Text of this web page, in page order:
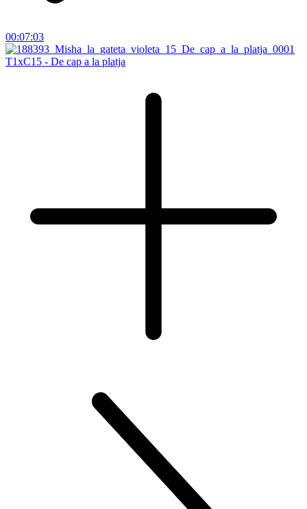
00:07:03
T1xC15 - De cap a la platja